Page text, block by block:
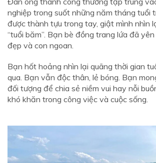
nghiệp trong suốt những năm tháng tuổi
được thành tựu trong tay, giật mình nhìn
“tuổi băm”. Bạn bè đồng trang lứa đã
đẹp và con ngoan.
Bạn hốt hoảng nhìn lại quãng thời gian
qua. Bạn vẫn độc thân, lẻ bóng. Bạn
đối tượng để chia sẻ niềm vui hay nỗi
khó khăn trong công việc và cuộc sống.